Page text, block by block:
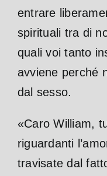
entrare
spirituali tra di
quali voi tanto
avviene perché
dal sesso.
«Caro William,
riguardanti
travisate dal